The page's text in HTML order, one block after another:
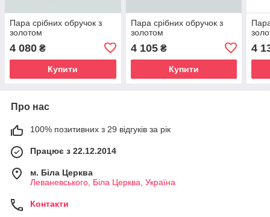
Пара срібних обручок з
золотом
4 080 ₴
Купити
Пара срібних обручок з
золотом
4 105₴
Купити
4
Про нас
100% позитивних з 29 відгуків за рік
Працює з 22.12.2014
м. Біла Церква
Леваневського, Біла Церква, Україна
Контакти